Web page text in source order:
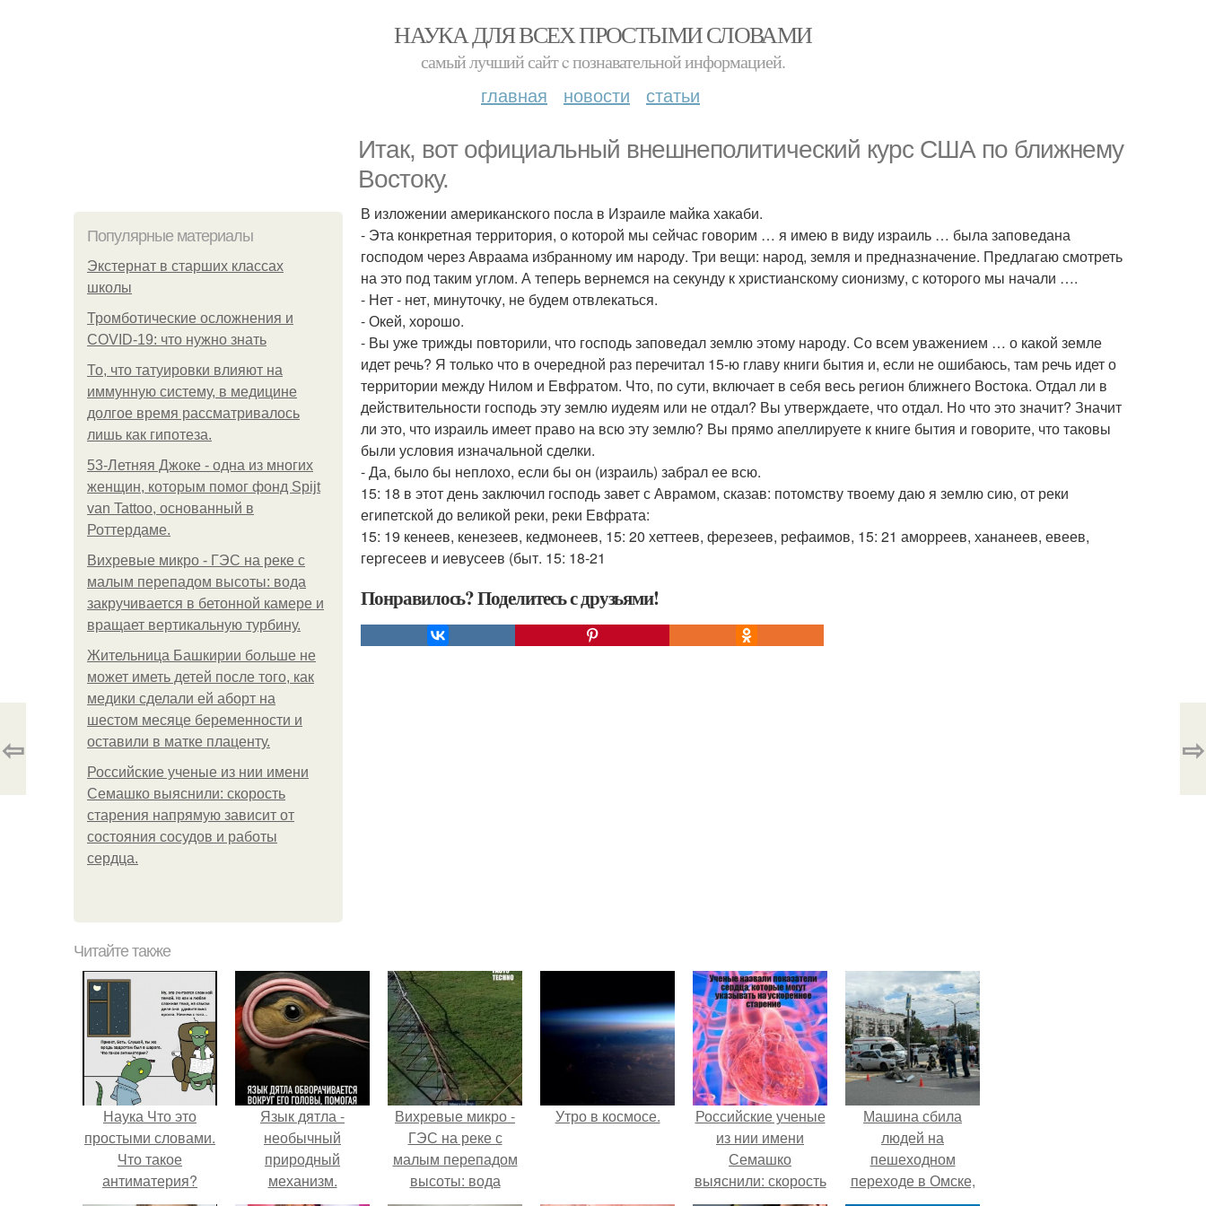
НАУКА ДЛЯ ВСЕХ ПРОСТЫМИ СЛОВАМИ
самый лучший сайт c познавательной информацией.
главная новости статьи
Итак, вот официальный внешнеполитический курс США по ближнему
Востоку.
Популярные материалы
Экстернат в старших классах
школы
Тромботические осложнения и
COVID-19: что нужно знать
То, что татуировки влияют на
иммунную систему, в медицине
долгое время рассматривалось
лишь как гипотеза.
53-Летняя Джоке - одна из многих
женщин, которым помог фонд Spijt
van Tattoo, основанный в
Роттердаме.
Вихревые микро - ГЭС на реке с
малым перепадом высоты: вода
закручивается в бетонной камере и
вращает вертикальную турбину.
Жительница Башкирии больше не
может иметь детей после того, как
медики сделали ей аборт на
шестом месяце беременности и
оставили в матке плаценту.
Российские ученые из нии имени
Семашко выяснили: скорость
старения напрямую зависит от
состояния сосудов и работы
сердца.
В изложении американского посла в Израиле майка хакаби.
- Эта конкретная территория, о которой мы сейчас говорим … я имею в виду израиль … была заповедана
господом через Авраама избранному им народу. Три вещи: народ, земля и предназначение. Предлагаю смотреть
на это под таким углом. А теперь вернемся на секунду к христианскому сионизму, с которого мы начали ….
- Нет - нет, минуточку, не будем отвлекаться.
- Окей, хорошо.
- Вы уже трижды повторили, что господь заповедал землю этому народу. Со всем уважением … о какой земле
идет речь? Я только что в очередной раз перечитал 15-ю главу книги бытия и, если не ошибаюсь, там речь идет о
территории между Нилом и Евфратом. Что, по сути, включает в себя весь регион ближнего Востока. Отдал ли в
действительности господь эту землю иудеям или не отдал? Вы утверждаете, что отдал. Но что это значит? Значит
ли это, что израиль имеет право на всю эту землю? Вы прямо апеллируете к книге бытия и говорите, что таковы
были условия изначальной сделки.
- Да, было бы неплохо, если бы он (израиль) забрал ее всю.
15: 18 в этот день заключил господь завет с Аврамом, сказав: потомству твоему даю я землю сию, от реки
египетской до великой реки, реки Евфрата:
15: 19 кенеев, кенезеев, кедмонеев, 15: 20 хеттеев, ферезеев, рефаимов, 15: 21 аморреев, хананеев, евеев,
гергесеев и иевусеев (быт. 15: 18-21
Понравилось? Поделитесь с друзьями!
⇦ ⇨
Читайте также
Наука Что это
простыми словами.
Что такое
антиматерия?
Язык дятла -
необычный
природный
механизм.
Вихревые микро -
ГЭС на реке с
малым перепадом
высоты: вода
Утро в космосе.
Российские ученые
из нии имени
Семашко
выяснили: скорость
Машина сбила
людей на
пешеходном
переходе в Омске,